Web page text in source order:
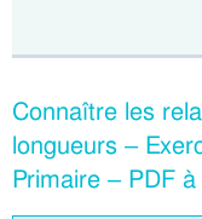
Connaître les
longueurs –
Primaire – PDF